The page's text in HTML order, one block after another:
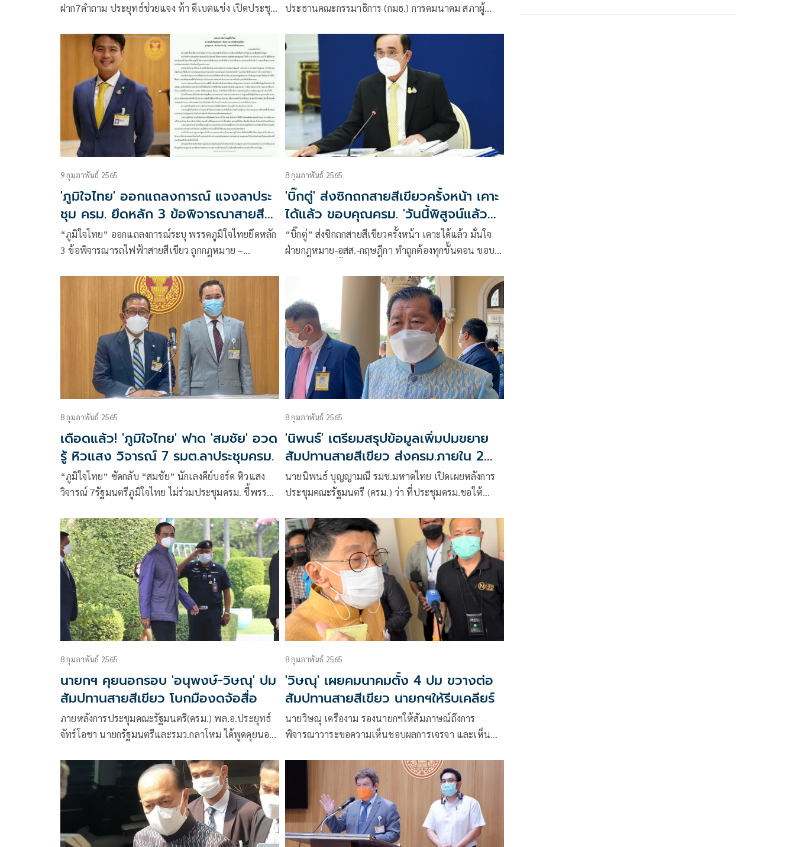
ฝาก7คำถาม ประยุทธ์ช่วยแจง ท้า ดีเบตแข่ง เปิดประชุม
ประธานคณะกรรมาธิการ (กมธ.) การคมนาคม สภาผู้
สัมปทานรถไฟฟ้าสายสีเขียวว่า
9 กุมภาพันธ์ 2565
'ภูมิใจไทย' ออกแถลงการณ์ แจงลาประ
ชุม ครม. ยึดหลัก 3 ข้อพิจารณาสายสี
เขียว
“ภูมิใจไทย” ออกแถลงการณ์ระบุ พรรคภูมิใจไทยยึดหลัก
3 ข้อพิจารณารถไฟฟ้าสายสีเขียว ถูกกฎหมาย –
8 กุมภาพันธ์ 2565
'บิ๊กตู่' ส่งซิกถกสายสีเขียวครั้งหน้า เคาะ
ได้แล้ว ขอบคุณครม. 'วันนี้พิสูจน์แล้ว
ใครเป็นอย่างไร'
“บิ๊กตู่” ส่งซิกถกสายสีเขียวครั้งหน้า เคาะได้แล้ว มั่นใจ
ฝ่ายกฎหมาย-อสส.-กฤษฎีกา ทำถูกต้องทุกขั้นตอน ขอบ
ป๊อก” ออกตัว ขอกลับไปเคลียร์คำถาม คค. แต่สัปดาห์
หน้าไม่ทัน รอคำตอบหลายหน่วยงาน รมต.ประสานเสียง
จบได้แล้ว
8 กุมภาพันธ์ 2565
เดือดแล้ว! 'ภูมิใจไทย' ฟาด 'สมชัย' อวด
รู้ หิวแสง วิจารณ์ 7 รมต.ลาประชุมครม.
“ภูมิใจไทย” ซัดกลับ “สมชัย” นักเลงคีย์บอร์ด หิวแสง
วิจารณ์ 7รัฐมนตรีภูมิใจไทย ไม่ร่วมประชุมครม. ชี้พรรค
รับภาระค่าโดยสารแพง
8 กุมภาพันธ์ 2565
'นิพนธ์' เตรียมสรุปข้อมูลเพิ่มปมขยาย
สัมปทานสายสีเขียว ส่งครม.ภายใน 2
สัปดาห์
นายนิพนธ์ บุญญามณี รมช.มหาดไทย เปิดเผยหลังการ
ประชุมคณะรัฐมนตรี (ครม.) ว่า ที่ประชุมครม.ขอให้
คมนาคมที่นำหนังสือเสนอความคิดเห็นอีกครั้งมาประกอบ
การพิจารณาของครม. เรื่องขอความเห็นชอบผลการ
เจรจาและเห็นชอบร่างสัญญาร่วม
8 กุมภาพันธ์ 2565
นายกฯ คุยนอกรอบ 'อนุพงษ์-วิษณุ' ปม
สัมปทานสายสีเขียว โบกมืองดจ้อสื่อ
ภายหลังการประชุมคณะรัฐมนตรี(ครม.) พล.อ.ประยุทธ์
จัทร์โอชา นายกรัฐมนตรีและรมว.กลาโหม ได้พูดคุยนอก
วิษณุ เครืองาม รองนายกรัฐมนตรี และนายธีระพงษ์ วงศ์
ศิวะวิลาส เลขาธิการคณะรัฐมนตรี ด้วยมีสีหน้าค่อนข้าง
เคร่งเครียด
8 กุมภาพันธ์ 2565
'วิษณุ' เผยคมนาคมตั้ง 4 ปม ขวางต่อ
สัมปทานสายสีเขียว นายกฯให้รีบเคลียร์
นายวิษณุ เครืองาม รองนายกฯให้สัมภาษณ์ถึงการ
พิจารณาวาระขอความเห็นชอบผลการเจรจา และเห็น
เรื่องนี้ยังไม่ผ่าน ต้องเอาเข้าคณะรัฐมนตรีอีกครั้งหนึ่ง
ถือว่าผ่านการพิจารณาจากคณะรัฐมนตรีแต่ยังไม่เสร็จ